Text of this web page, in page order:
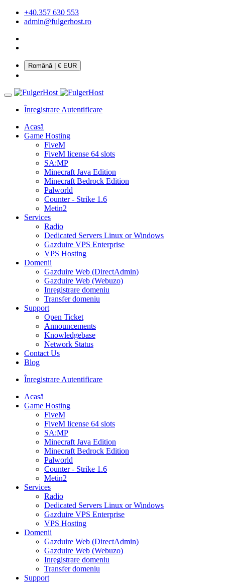
+40.357 630 553
admin@fulgerhost.ro
Română| € EUR
Înregistrare Autentificare
Acasă
Game Hosting
FiveM
FiveM license 64 slots
SA:MP
Minecraft Java Edition
Minecraft Bedrock Edition
Palworld
Counter - Strike 1.6
Metin2
Services
Radio
Dedicated Servers Linux or Windows
Gazduire VPS Enterprise
VPS Hosting
Domenii
Gazduire Web (DirectAdmin)
Gazduire Web (Webuzo)
Inregistrare domeniu
Transfer domeniu
Support
Open Ticket
Announcements
Knowledgebase
Network Status
Contact Us
Blog
Înregistrare Autentificare
Acasă
Game Hosting
FiveM
FiveM license 64 slots
SA:MP
Minecraft Java Edition
Minecraft Bedrock Edition
Palworld
Counter - Strike 1.6
Metin2
Services
Radio
Dedicated Servers Linux or Windows
Gazduire VPS Enterprise
VPS Hosting
Domenii
Gazduire Web (DirectAdmin)
Gazduire Web (Webuzo)
Inregistrare domeniu
Transfer domeniu
Support